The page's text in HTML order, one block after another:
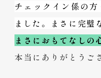
チェックイン係の
ました。まさに完璧
まさにおもてなしの
本当にありがとうご